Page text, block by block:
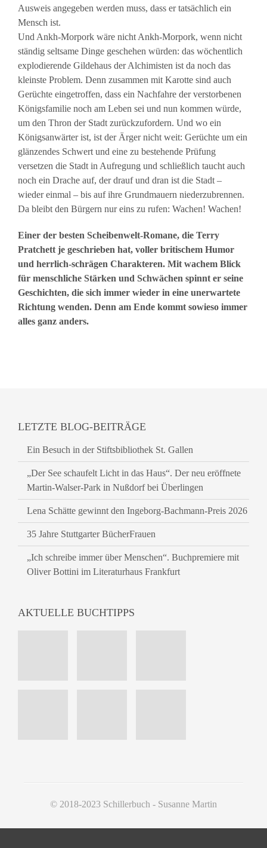
Ausweis angegeben werden muss, dass er tatsächlich ein
Mensch ist.
Und Ankh-Morpork wäre nicht Ankh-Morpork, wenn nicht
ständig seltsame Dinge geschehen würden: das wöchentlich
explodierende Gildehaus der Alchimisten ist da noch das
kleinste Problem. Denn zusammen mit Karotte sind auch
Gerüchte eingetroffen, dass ein Nachfahre der verstorbenen
Königsfamilie noch am Leben sei und nun kommen würde,
um den Thron der Stadt zurückzufordern. Und wo ein
Königsanwärter ist, ist der Ärger nicht weit: Gerüchte um ein
glänzendes Schwert und eine zu bestehende Prüfung
versetzen die Stadt in Aufregung und schließlich taucht auch
noch ein Drache auf, der drauf und dran ist die Stadt –
wieder einmal – bis auf ihre Grundmauern niederzubrennen.
Da bleibt den Bürgern nur eins zu rufen: Wachen! Wachen!
Einer der besten Scheibenwelt-Romane, die Terry
Pratchett je geschrieben hat, voller britischem Humor
und herrlich-schrägen Charakteren. Mit wachem Blick
für menschliche Stärken und Schwächen spinnt er seine
Geschichten, die sich immer wieder in eine unerwartete
Richtung wenden. Denn am Ende kommt sowieso immer
alles ganz anders.
LETZTE BLOG-BEITRÄGE
Ein Besuch in der Stiftsbibliothek St. Gallen
„Der See schaufelt Licht in das Haus“. Der neu eröffnete
Martin-Walser-Park in Nußdorf bei Überlingen
Lena Schätte gewinnt den Ingeborg-Bachmann-Preis 2026
35 Jahre Stuttgarter BücherFrauen
„Ich schreibe immer über Menschen“. Buchpremiere mit
Oliver Bottini im Literaturhaus Frankfurt
AKTUELLE BUCHTIPPS
© 2018-2023 Schillerbuch - Susanne Martin